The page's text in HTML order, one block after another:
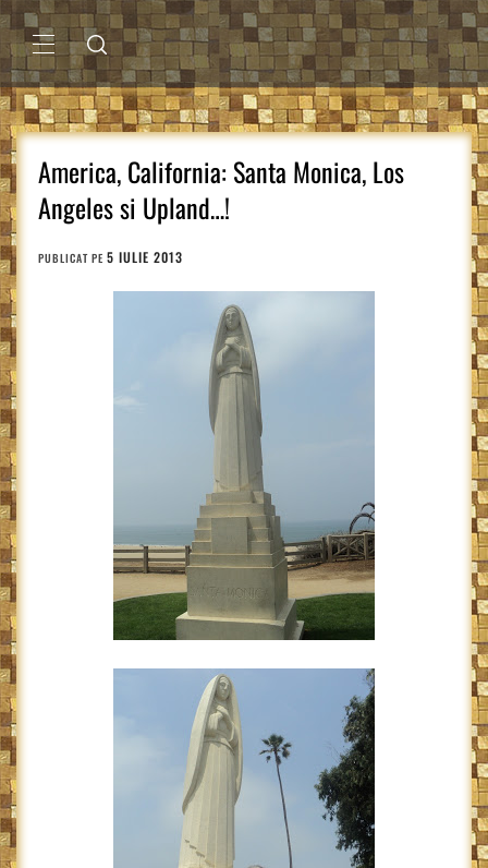
Sari
la
conținutMENIU
PRINCIPAL
America, California: Santa Monica, Los
Angeles si Upland…!
PUBLICAT PE 5 IULIE 2013